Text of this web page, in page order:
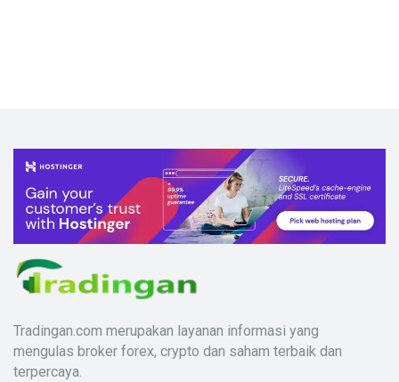
Tradingan.com merupakan layanan informasi yang
mengulas broker forex, crypto dan saham terbaik dan
terpercaya.